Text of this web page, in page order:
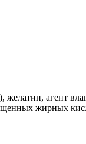
желатин, агент
жирных